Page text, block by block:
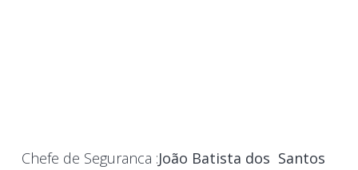
Chefe de Seguranca :João Batista dos Santos